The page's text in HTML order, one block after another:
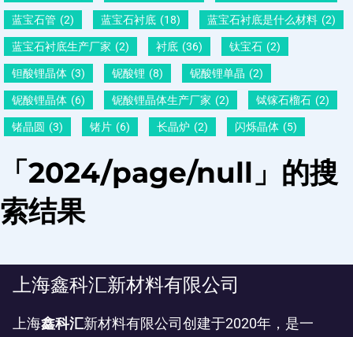
蓝宝石管 (2) 蓝宝石衬底 (18) 蓝宝石衬底是什么材料 (2)
蓝宝石衬底生产厂家 (2) 衬底 (36) 钛宝石 (2)
钽酸锂晶体 (3) 铌酸锂 (8) 铌酸锂单晶 (2)
铌酸锂晶体 (6) 铌酸锂晶体生产厂家 (2) 铽镓石榴石 (2)
锗晶圆 (3) 锗片 (6) 长晶炉 (2) 闪烁晶体 (5)
「2024/page/null」的搜
索结果
上海鑫科汇新材料有限公司
上海鑫科汇新材料有限公司创建于2020年，是一